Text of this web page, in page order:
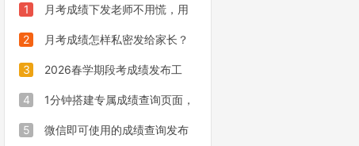
1 月考成绩下发老师不用慌，用
易查分小程序三步高效完成发布
2 月考成绩怎样私密发给家长？
学会这招，班主任都夸实用！
3 2026春学期段考成绩发布工
具，老师办公减负神器
4 1分钟搭建专属成绩查询页面，
这个小程序成为班主任得力助手！
5 微信即可使用的成绩查询发布